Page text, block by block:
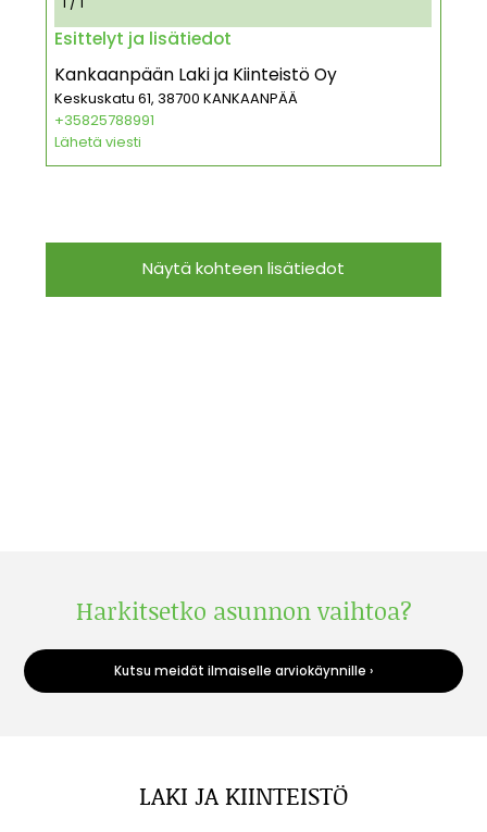
Esittelyt ja lisätiedot
Kankaanpään Laki ja Kiinteistö Oy
Keskuskatu 61, 38700 KANKAANPÄÄ
+35825788991
Lähetä viesti
Näytä kohteen lisätiedot
Harkitsetko asunnon vaihtoa?
Kutsu meidät ilmaiselle arviokäynnille ›
LAKI JA KIINTEISTÖ